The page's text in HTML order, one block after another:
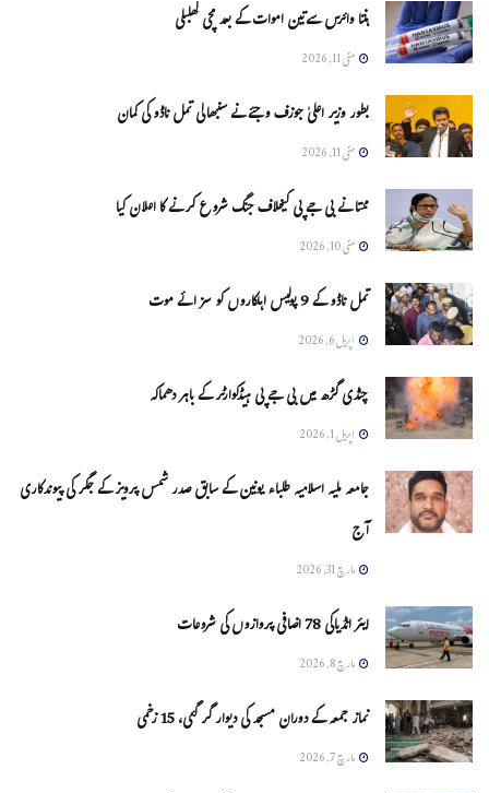
ہنتا وائرس سےتین اموات کے بعد مچی کھلبلی
مئی 11, 2026
بطور وزیر اعلیٰ جوزف وجئے نے سنبھالی تمل ناڈو کی کمان
مئی 11, 2026
ممتا نے بی جے پی کیخلاف جنگ شروع کرنے کا اعلان کیا
مئی 10, 2026
تمل ناڈو کے 9 پولیس اہلکاروں کو سزائے موت
اپریل 6, 2026
چنڈی گڑھ میں بی جے پی ہیڈکوارٹر کے باہر دھماکہ
اپریل 1, 2026
جامعہ ملیہ اسلامیہ طلباء یونین کے سابق صدر شمس پرویز کے جگر کی پیوندکاری
آج
مارچ 31, 2026
ایئر انڈیاکی 78 اضافی پروازوں کی شروعات
مارچ 8, 2026
نماز جمعہ کے دوران مسجد کی دیوار گر گئی، 15 زخمی
مارچ 7, 2026